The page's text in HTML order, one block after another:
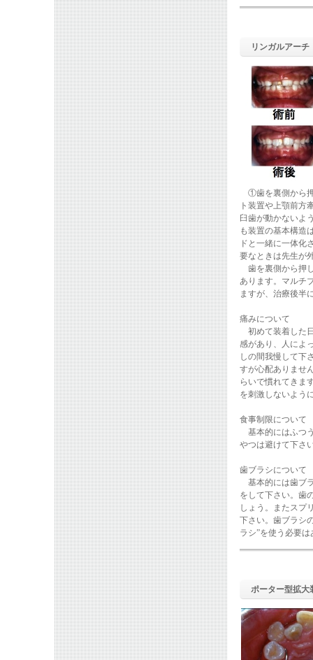
リンガルアーチ
①歯を裏側から
ト装置や上顎前
臼歯が動かないよ
も装置の基本構造
ドと一緒に一体化
要なときは先生が
歯を裏側から押
あります。マルチ
ますが、治療後半
痛みについて
初めて装着した
感があり、人によ
しの間我慢して下
すが心配ありませ
らいで慣れてきま
を刺激しないよう
食事制限について
基本的にはふつ
やつは避けて下さ
歯ブラシについて
基本的には歯ブ
をして下さい。歯
しょう。またスプ
下さい。歯ブラシ
ラシ”を使う必要
ポーター型拡大